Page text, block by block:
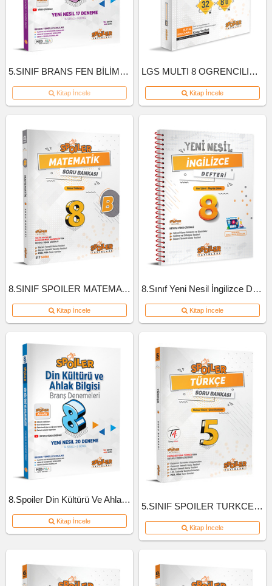
5.SINIF BRANS FEN BİLİMLERİ DENEME
Kitap İncele
LGS MULTI 8 OGRENCILIK KUTU INGILIZCE
Kitap İncele
8.SINIF SPOILER MATEMATIK SB B-KITAP
Kitap İncele
8.Sınıf Yeni Nesil İngilizce Defteri
Kitap İncele
8.Spoiler Din Kültürü Ve Ahlak Bil Branş Deneme
Kitap İncele
5.SINIF SPOILER TURKCE SB 2022
Kitap İncele